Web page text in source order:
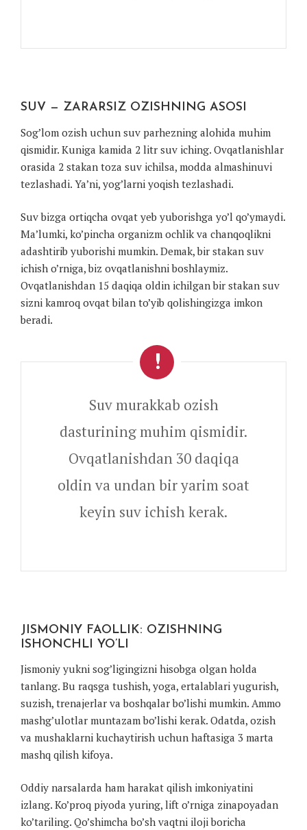
SUV — ZARARSIZ OZISHNING ASOSI
Sog’lom ozish uchun suv parhezning alohida muhim
qismidir. Kuniga kamida 2 litr suv iching. Ovqatlanishlar
orasida 2 stakan toza suv ichilsa, modda almashinuvi
tezlashadi. Ya’ni, yog’larni yoqish tezlashadi.
Suv bizga ortiqcha ovqat yeb yuborishga yo’l qo’ymaydi.
Ma’lumki, ko’pincha organizm ochlik va chanqoqlikni
adashtirib yuborishi mumkin. Demak, bir stakan suv
ichish o’rniga, biz ovqatlanishni boshlaymiz.
Ovqatlanishdan 15 daqiqa oldin ichilgan bir stakan suv
sizni kamroq ovqat bilan to’yib qolishingizga imkon
beradi.
Suv murakkab ozish
dasturining muhim qismidir.
Ovqatlanishdan 30 daqiqa
oldin va undan bir yarim soat
keyin suv ichish kerak.
JISMONIY FAOLLIK: OZISHNING
ISHONCHLI YO’LI
Jismoniy yukni sog’ligingizni hisobga olgan holda
tanlang. Bu raqsga tushish, yoga, ertalablari yugurish,
suzish, trenajerlar va boshqalar bo’lishi mumkin. Ammo
mashg’ulotlar muntazam bo’lishi kerak. Odatda, ozish
va mushaklarni kuchaytirish uchun haftasiga 3 marta
mashq qilish kifoya.
Oddiy narsalarda ham harakat qilish imkoniyatini
izlang. Ko’proq piyoda yuring, lift o’rniga zinapoyadan
ko’tariling. Qo’shimcha bo’sh vaqtni iloji boricha